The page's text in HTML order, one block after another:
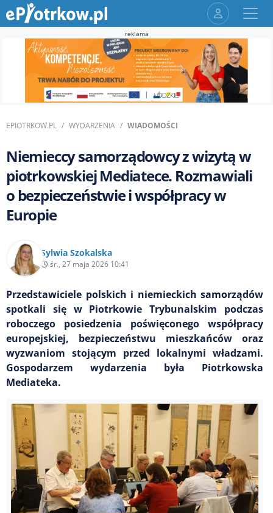
reklama
EPIOTRKOW.PL WYDARZENIA WIADOMOŚCI
Niemieccy samorządowcy z wizytą w
piotrkowskiej Mediatece. Rozmawiali
o bezpieczeństwie i współpracy w
Europie
Sylwia Szokalska
śr., 27 maja 2026 10:41
Przedstawiciele polskich i niemieckich samorządów
spotkali się w Piotrkowie Trybunalskim podczas
roboczego posiedzenia poświęconego współpracy
europejskiej, bezpieczeństwu mieszkańców oraz
wyzwaniom stojącym przed lokalnymi władzami.
Gospodarzem wydarzenia była Piotrkowska
Mediateka.